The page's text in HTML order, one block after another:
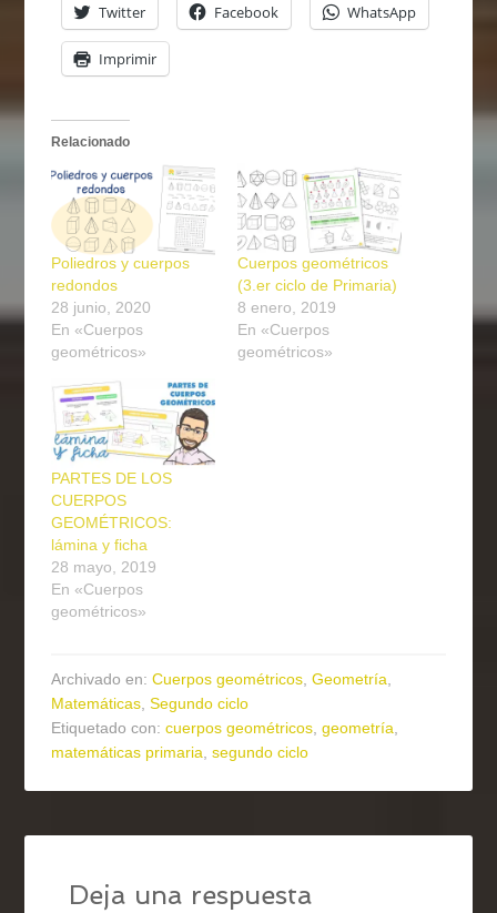
Twitter Facebook WhatsApp
Imprimir
Relacionado
Poliedros y cuerpos
redondos
28 junio, 2020
En «Cuerpos
geométricos»
Cuerpos geométricos
(3.er ciclo de Primaria)
8 enero, 2019
En «Cuerpos
geométricos»
PARTES DE LOS
CUERPOS
GEOMÉTRICOS:
lámina y ficha
28 mayo, 2019
En «Cuerpos
geométricos»
Archivado en:Cuerpos geométricos,Geometría,
Matemáticas,Segundo ciclo
Etiquetado con:cuerpos geométricos,geometría,
matemáticas primaria,segundo ciclo
Deja una respuesta